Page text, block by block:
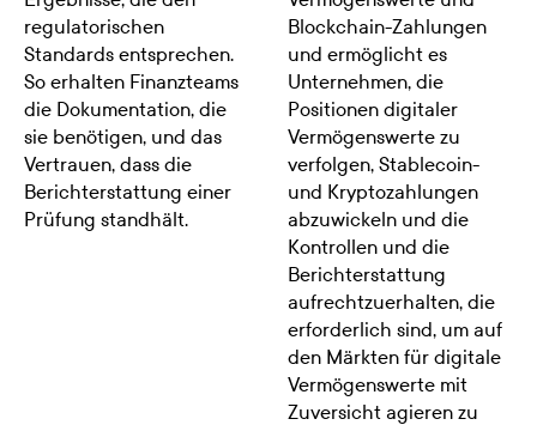
regulatorischen
Standards entsprechen.
So erhalten Finanzteams
die Dokumentation, die
sie benötigen, und das
Vertrauen, dass die
Berichterstattung einer
Prüfung standhält.
Blockchain-Zahlungen
und ermöglicht es
Unternehmen, die
Positionen digitaler
Vermögenswerte zu
verfolgen, Stablecoin-
und Kryptozahlungen
abzuwickeln und die
Kontrollen und die
Berichterstattung
aufrechtzuerhalten, die
erforderlich sind, um auf
den Märkten für digitale
Vermögenswerte mit
Zuversicht agieren zu